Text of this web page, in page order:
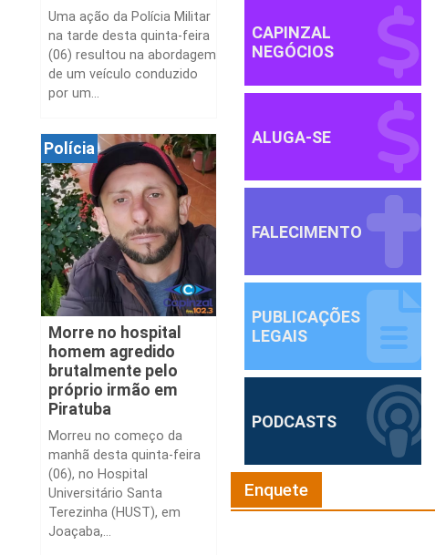
Uma ação da Polícia Militar
na tarde desta quinta-feira
(06) resultou na abordagem
de um veículo conduzido
por um...
Polícia
Morre no hospital
homem agredido
brutalmente pelo
próprio irmão em
Piratuba
Morreu no começo da
manhã desta quinta-feira
(06), no Hospital
Universitário Santa
Terezinha (HUST), em
Joaçaba,...
CAPINZAL
NEGÓCIOS
ALUGA-SE
FALECIMENTO
PUBLICAÇÕES
LEGAIS
PODCASTS
Enquete